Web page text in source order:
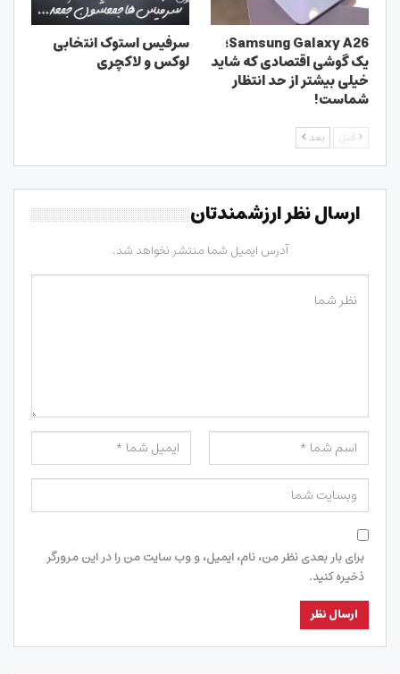
Samsung Galaxy A26؛
یک گوشی اقتصادی که شاید
خیلی بیشتر از حد انتظار
شماست!
سرفیس استوک انتخابی
لوکس و لاکچری
قبل بعد
ارسال نظر ارزشمندتان
آدرس ایمیل شما منتشر نخواهد شد.
برای بار بعدی نظر من، نام، ایمیل، و وب سایت من را در این مرورگر
ذخیره کنید.